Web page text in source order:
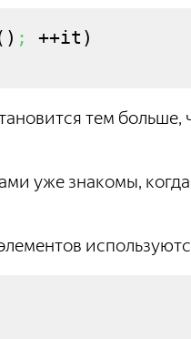
) ; ++it )
тем больше,
уже знакомы,